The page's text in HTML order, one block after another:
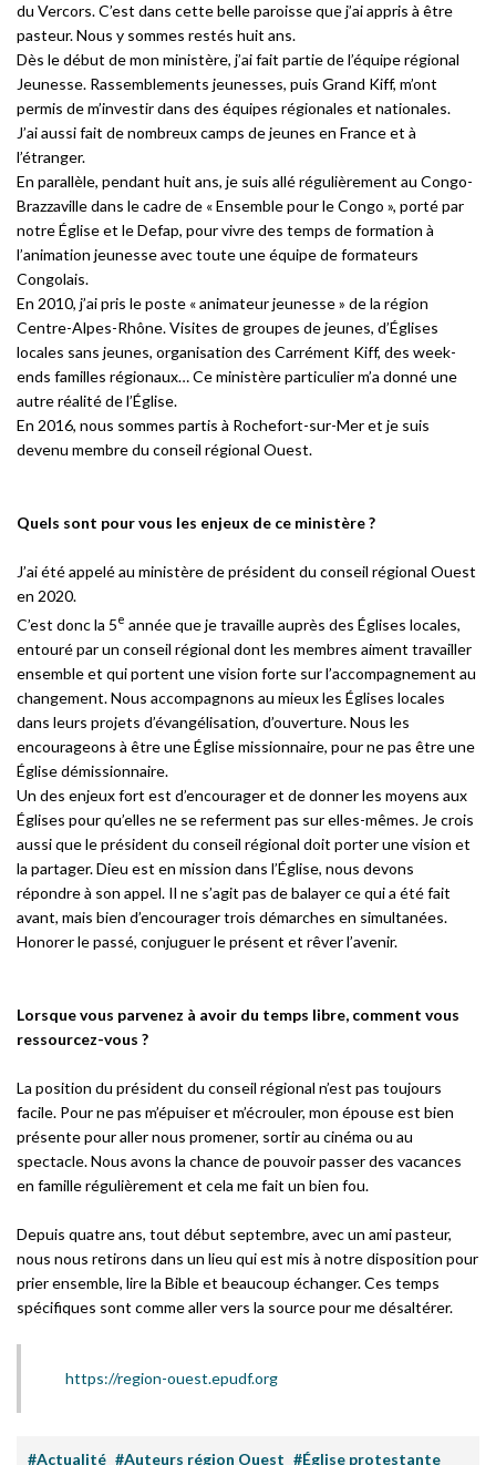
du Vercors. C’est dans cette belle paroisse que j’ai appris à être
pasteur. Nous y sommes restés huit ans.
Dès le début de mon ministère, j’ai fait partie de l’équipe régional
Jeunesse. Rassemblements jeunesses, puis Grand Kiff, m’ont
permis de m’investir dans des équipes régionales et nationales.
J’ai aussi fait de nombreux camps de jeunes en France et à
l’étranger.
En parallèle, pendant huit ans, je suis allé régulièrement au Congo-
Brazzaville dans le cadre de « Ensemble pour le Congo », porté par
notre Église et le Defap, pour vivre des temps de formation à
l’animation jeunesse avec toute une équipe de formateurs
Congolais.
En 2010, j’ai pris le poste « animateur jeunesse » de la région
Centre-Alpes-Rhône. Visites de groupes de jeunes, d’Églises
locales sans jeunes, organisation des Carrément Kiff, des week-
ends familles régionaux… Ce ministère particulier m’a donné une
autre réalité de l’Église.
En 2016, nous sommes partis à Rochefort-sur-Mer et je suis
devenu membre du conseil régional Ouest.
Quels sont pour vous les enjeux de ce ministère ?
J’ai été appelé au ministère de président du conseil régional Ouest
en 2020.
C’est donc la 5e année que je travaille auprès des Églises locales,
entouré par un conseil régional dont les membres aiment travailler
ensemble et qui portent une vision forte sur l’accompagnement au
changement. Nous accompagnons au mieux les Églises locales
dans leurs projets d’évangélisation, d’ouverture. Nous les
encourageons à être une Église missionnaire, pour ne pas être une
Église démissionnaire.
Un des enjeux fort est d’encourager et de donner les moyens aux
Églises pour qu’elles ne se referment pas sur elles-mêmes. Je crois
aussi que le président du conseil régional doit porter une vision et
la partager. Dieu est en mission dans l’Église, nous devons
répondre à son appel. Il ne s’agit pas de balayer ce qui a été fait
avant, mais bien d’encourager trois démarches en simultanées.
Honorer le passé, conjuguer le présent et rêver l’avenir.
Lorsque vous parvenez à avoir du temps libre, comment vous
ressourcez-vous ?
La position du président du conseil régional n’est pas toujours
facile. Pour ne pas m’épuiser et m’écrouler, mon épouse est bien
présente pour aller nous promener, sortir au cinéma ou au
spectacle. Nous avons la chance de pouvoir passer des vacances
en famille régulièrement et cela me fait un bien fou.
Depuis quatre ans, tout début septembre, avec un ami pasteur,
nous nous retirons dans un lieu qui est mis à notre disposition pour
prier ensemble, lire la Bible et beaucoup échanger. Ces temps
spécifiques sont comme aller vers la source pour me désaltérer.
https://region-ouest.epudf.org
#Actualité #Auteurs région Ouest #Église protestante